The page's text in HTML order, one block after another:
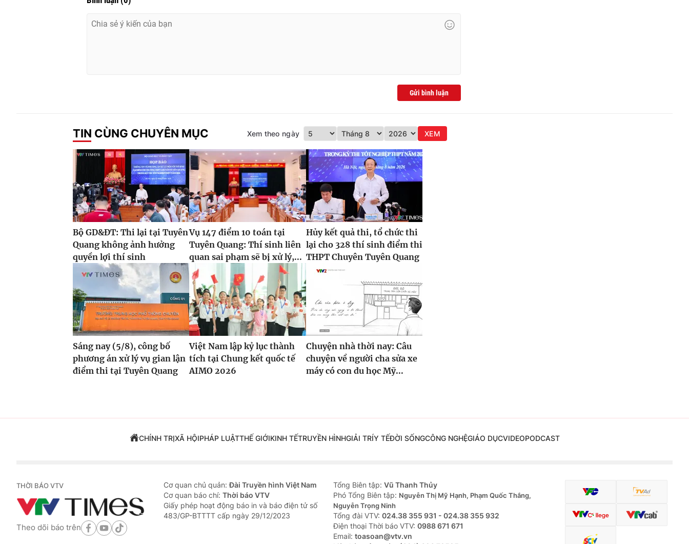
Gửi bình luận
TIN CÙNG CHUYÊN MỤC Xem theo ngày XEM
Bộ GD&ĐT: Thi lại tại Tuyên
Quang không ảnh hưởng
quyền lợi thí sinh
Vụ 147 điểm 10 toán tại
Tuyên Quang: Thí sinh liên
quan sai phạm sẽ bị xử lý,...
Hủy kết quả thi, tổ chức thi
lại cho 328 thí sinh điểm thi
THPT Chuyên Tuyên Quang
Sáng nay (5/8), công bố
phương án xử lý vụ gian lận
điểm thi tại Tuyên Quang
Việt Nam lập kỷ lục thành
tích tại Chung kết quốc tế
AIMO 2026
Chuyện nhà thời nay: Câu
chuyện về người cha sửa xe
máy có con du học Mỹ...
CHÍNH TRỊXÃ HỘIPHÁP LUẬTTHẾ GIỚIKINH TẾTRUYỀN HÌNHGIẢI TRÍY TẾĐỜI SỐNGCÔNG NGHỆGIÁO DỤCVIDEOPODCAST
THỜI BÁO VTV
Theo dõi báo trên
Cơ quan chủ quản:Đài Truyền hình Việt Nam
Cơ quan báo chí: Thời báo VTV
Giấy phép hoạt động báo in và báo điện tử số
483/GP-BTTTT cấp ngày 29/12/2023
Tổng Biên tập: Vũ Thanh Thủy
Phó Tổng Biên tập: Nguyễn Thị Mỹ Hạnh, Phạm Quốc Thắng,
Nguyễn Trọng Ninh
Tổng đài VTV: 024.38 355 931 - 024.38 355 932
Ðiện thoại Thời báo VTV: 0988 671 671
Email: toasoan@vtv.vn